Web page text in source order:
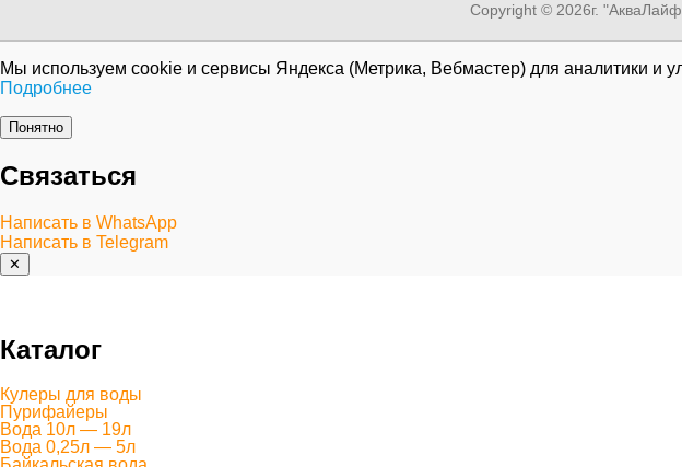
Copyright © 2026г.
Мы используем cookie и сервисы Яндекса (Метрика, Вебмастер) для аналитики и
Подробнее
Понятно
Связаться
Написать в WhatsApp
Написать в Telegram
✕
Каталог
Кулеры для воды
Пурифайеры
Вода 10л — 19л
Вода 0,25л — 5л